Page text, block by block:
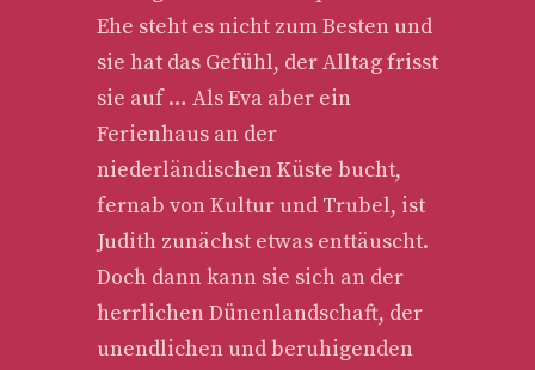
Ehe steht es nicht zum Besten und
sie hat das Gefühl, der Alltag frisst
sie auf … Als Eva aber ein
Ferienhaus an der
niederländischen Küste bucht,
fernab von Kultur und Trubel, ist
Judith zunächst etwas enttäuscht.
Doch dann kann sie sich an der
herrlichen Dünenlandschaft, der
unendlichen und beruhigenden